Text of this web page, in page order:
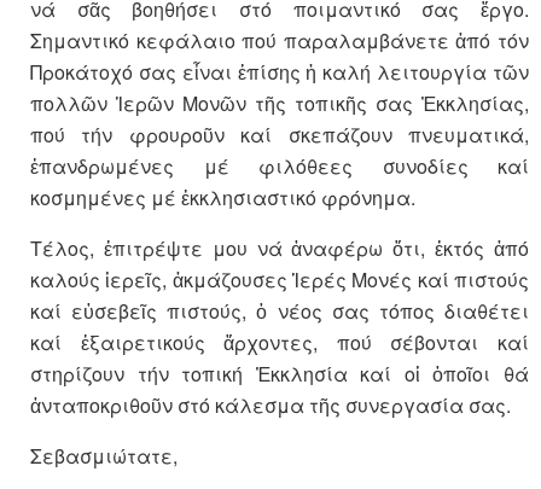
νά σᾶς βοηθήσει στό ποιμαντικό σας ἔργο.
Σημαντικό κεφάλαιο πού παραλαμβάνετε ἀπό τόν
Προκάτοχό σας εἶναι ἐπίσης ἡ καλή λειτουργία τῶν
πολλῶν Ἱερῶν Μονῶν τῆς τοπικῆς σας Ἐκκλησίας,
πού τήν φρουροῦν καί σκεπάζουν πνευματικά,
ἐπανδρωμένες μέ φιλόθεες συνοδίες καί
κοσμημένες μέ ἐκκλησιαστικό φρόνημα.
Τέλος, ἐπιτρέψτε μου νά ἀναφέρω ὅτι, ἐκτός ἀπό
καλούς ἱερεῖς, ἀκμάζουσες Ἱερές Μονές καί πιστούς
καί εὐσεβεῖς πιστούς, ὁ νέος σας τόπος διαθέτει
καί ἐξαιρετικούς ἄρχοντες, πού σέβονται καί
στηρίζουν τήν τοπική Ἐκκλησία καί οἱ ὁποῖοι θά
ἀνταποκριθοῦν στό κάλεσμα τῆς συνεργασία σας.
Σεβασμιώτατε,